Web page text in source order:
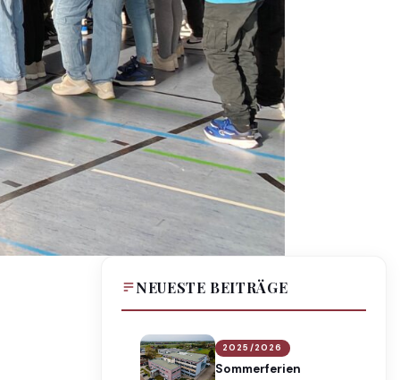
NEUESTE BEITRÄGE
2025/2026
Sommerferien